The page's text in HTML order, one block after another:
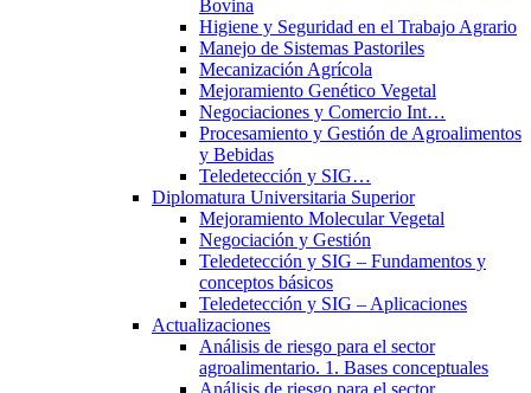
Bovina
Higiene y Seguridad en el Trabajo Agrario
Manejo de Sistemas Pastoriles
Mecanización Agrícola
Mejoramiento Genético Vegetal
Negociaciones y Comercio Int…
Procesamiento y Gestión de Agroalimentos
y Bebidas
Teledetección y SIG…
Diplomatura Universitaria Superior
Mejoramiento Molecular Vegetal
Negociación y Gestión
Teledetección y SIG – Fundamentos y
conceptos básicos
Teledetección y SIG – Aplicaciones
Actualizaciones
Análisis de riesgo para el sector
agroalimentario. 1. Bases conceptuales
Análisis de riesgo para el sector